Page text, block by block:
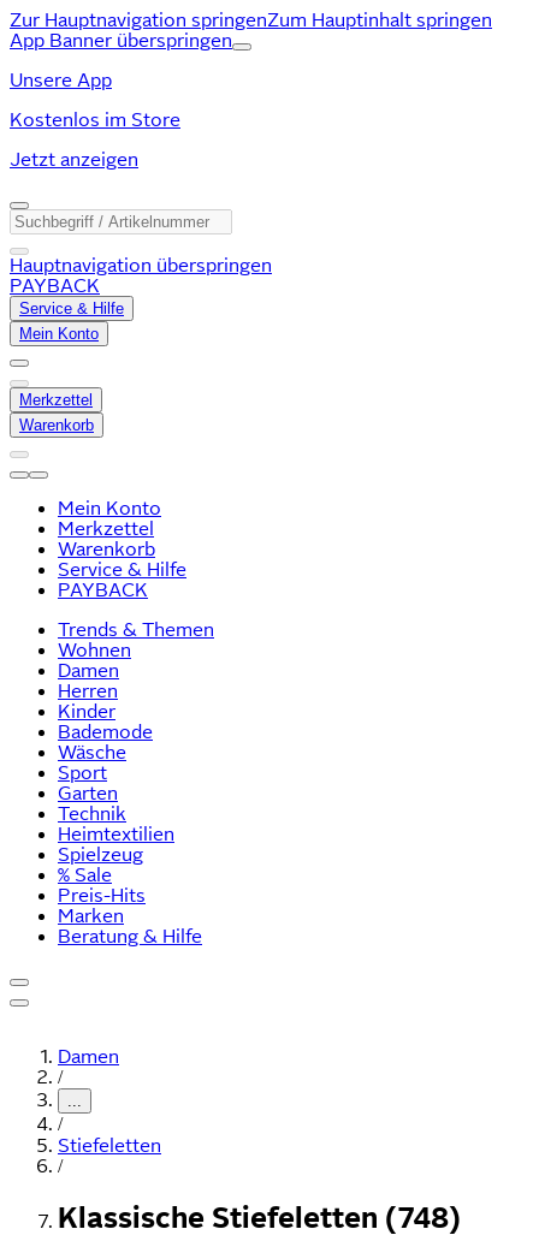
Zur Hauptnavigation springenZum Hauptinhalt springen
App Banner überspringen
Unsere App
Kostenlos im Store
Jetzt anzeigen
Hauptnavigation überspringen
PAYBACK
Service & Hilfe
Mein Konto
Merkzettel
Warenkorb
Mein Konto
Merkzettel
Warenkorb
Service & Hilfe
PAYBACK
Trends & Themen
Wohnen
Damen
Herren
Kinder
Bademode
Wäsche
Sport
Garten
Technik
Heimtextilien
Spielzeug
% Sale
Preis-Hits
Marken
Beratung & Hilfe
Damen
/
...
/
Stiefeletten
/
Klassische Stiefeletten (748)